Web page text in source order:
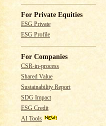
For Private Equities
ESG Private
ESG Profile
For Companies
CSR-in-process
Shared Value
Sustainability Report
SDG Impact
ESG Credit
AI Tools